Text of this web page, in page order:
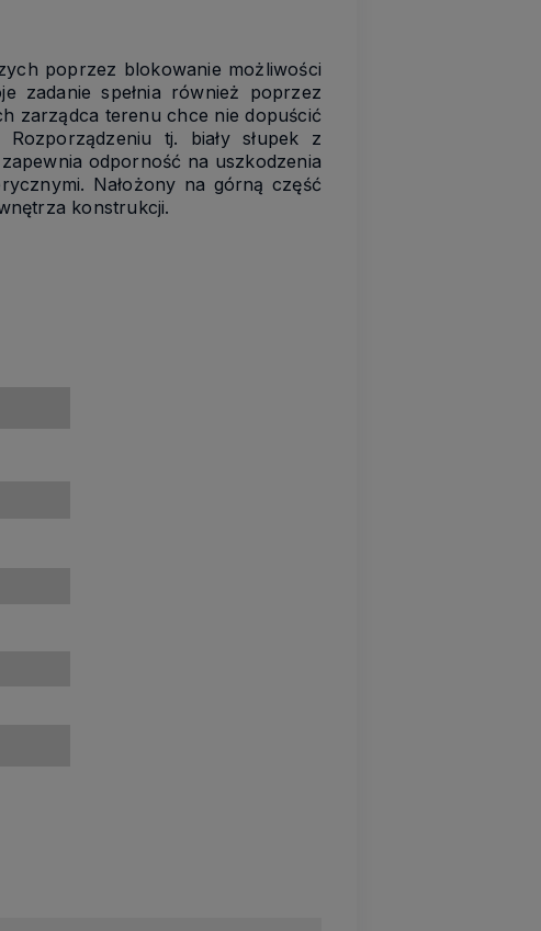
poprzez blokowanie możliwości
zadanie spełnia również poprzez
zarządca terenu chce nie dopuścić
tj. biały słupek z
odporność na uszkodzenia
Nałożony na górną część
konstrukcji.